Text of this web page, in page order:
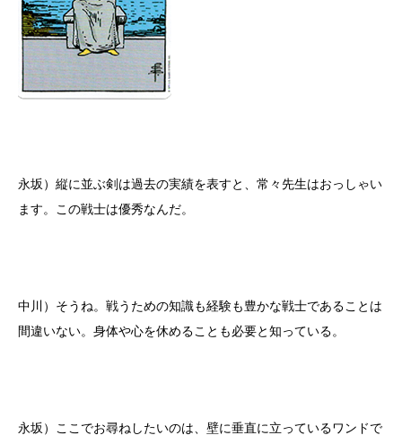
永坂）縦に並ぶ剣は過去の実績を表すと、常々先生はおっしゃい
ます。この戦士は優秀なんだ。
中川）そうね。戦うための知識も経験も豊かな戦士であることは
間違いない。身体や心を休めることも必要と知っている。
永坂）ここでお尋ねしたいのは、壁に垂直に立っているワンドで